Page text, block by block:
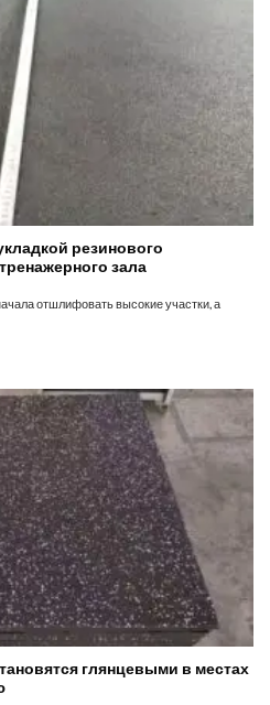
резинового
зала
отшлифовать высокие участки, а
глянцевыми в местах